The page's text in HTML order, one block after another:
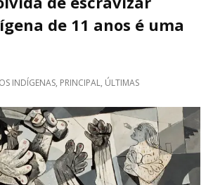
de 11 anos é uma
INDÍGENAS, PRINCIPAL, ÚLTIMAS